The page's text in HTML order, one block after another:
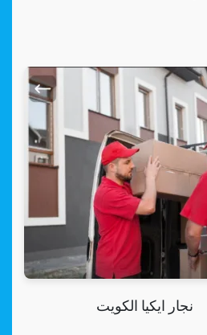
نجار ايكيا الكويت